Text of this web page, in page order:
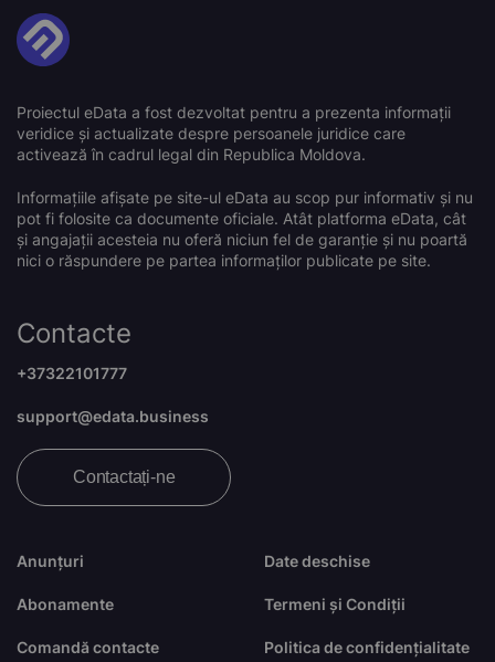
Proiectul eData a fost dezvoltat pentru a prezenta informații
veridice și actualizate despre persoanele juridice care
activează în cadrul legal din Republica Moldova.
Informațiile afișate pe site-ul eData au scop pur informativ și nu
pot fi folosite ca documente oficiale. Atât platforma eData, cât
și angajații acesteia nu oferă niciun fel de garanție și nu poartă
nici o răspundere pe partea informaților publicate pe site.
Anunțuri
Abonamente
Comandă contacte
Date deschise
Termeni și Condiții
Politica de confidențialitate
Contacte
+37322101777
support@edata.business
Contactați-ne